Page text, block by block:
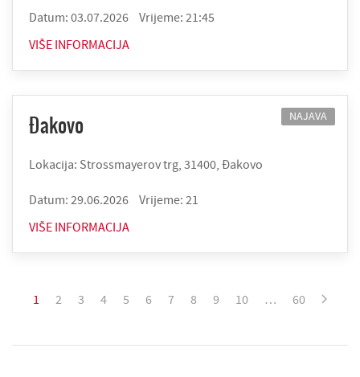
Datum: 03.07.2026
Vrijeme: 21:45
VIŠE INFORMACIJA
NAJAVA
Đakovo
Lokacija: Strossmayerov trg, 31400, Đakovo
Datum: 29.06.2026
Vrijeme: 21
VIŠE INFORMACIJA
1 2 3 4 5 6 7 8 9 10 … 60